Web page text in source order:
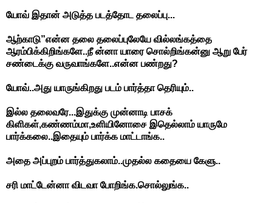
யோவ் இதான் அடுத்த படத்தோட தலைப்பு...
ஆற்காடு”என்ன தலை தலைப்புலேயே வில்லங்கத்தை
ஆரம்பிக்கிறிங்களே..நீ ன்னா யாரை சொல்றிங்கன்னு ஆறு பேர்
சண்டைக்கு வருவாங்களே..என்ன பண்றது?
யோவ்..அது யாருங்கிறது படம் பார்த்தா தெரியும்..
இல்ல தலைவரே...இதுக்கு முன்னாடி பாசக்
கிளிகள்,கண்ணம்மா,உளியினோசை இதெல்லாம் யாருமே
பார்க்கலை..இதையும் பார்க்க மாட்டாங்க..
அதை அப்புறம் பார்த்துகலாம்..முதல்ல கதையை கேளு..
சரி மாட்டேன்னா விடவா போறிங்க.சொல்லுங்க..